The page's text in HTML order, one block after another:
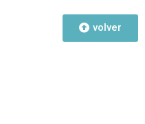
volver